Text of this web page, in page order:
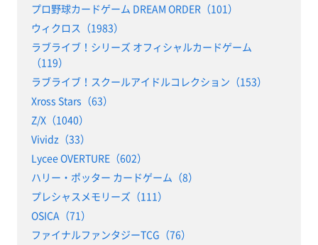
プロ野球カードゲーム DREAM ORDER（101）
ウィクロス（1983）
ラブライブ！シリーズ オフィシャルカードゲーム
（119）
ラブライブ！スクールアイドルコレクション（153）
Xross Stars（63）
Z/X（1040）
Vividz（33）
Lycee OVERTURE（602）
ハリー・ポッター カードゲーム（8）
プレシャスメモリーズ（111）
OSICA（71）
ファイナルファンタジーTCG（76）